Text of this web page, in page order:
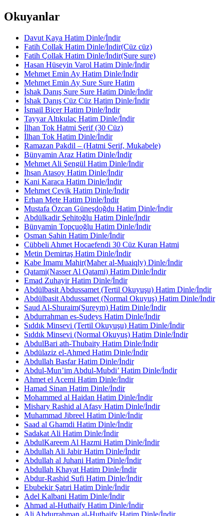
Okuyanlar
Davut Kaya Hatim Dinle/İndir
Fatih Çollak Hatim Dinle/İndir(Cüz cüz)
Fatih Çollak Hatim Dinle/İndir(Sure sure)
Hasan Hüseyin Varol Hatim Dinle/İndir
Mehmet Emin Ay Hatim Dinle/İndir
Mehmet Emin Ay Sure Sure Hatim
İshak Danış Sure Sure Hatim Dinle/İndir
İshak Danış Cüz Cüz Hatim Dinle/İndir
İsmail Biçer Hatim Dinle/İndir
Tayyar Altıkulaç Hatim Dinle/İndir
İlhan Tok Hatmi Şerif (30 Cüz)
İlhan Tok Hatim Dinle/İndir
Ramazan Pakdil – (Hatmi Şerif, Mukabele)
Bünyamin Araz Hatim Dinle/İndir
Mehmet Ali Şengül Hatim Dinle/İndir
İhsan Atasoy Hatim Dinle/İndir
Kani Karaca Hatim Dinle/İndir
Mehmet Çevik Hatim Dinle/İndir
Erhan Mete Hatim Dinle/İndir
Mustafa Özcan Güneşdoğdu Hatim Dinle/İndir
Abdülkadir Şehitoğlu Hatim Dinle/İndir
Bünyamin Topçuoğlu Hatim Dinle/İndir
Osman Şahin Hatim Dinle/İndir
Cübbeli Ahmet Hocaefendi 30 Cüz Kuran Hatmi
Metin Demirtaş Hatim Dinle/İndir
Kabe İmamı Mahir(Maher al-Muaiqly) Dinle/İndir
Qatami(Nasser Al Qatami) Hatim Dinle/İndir
Emad Zuhayir Hatim Dinle/İndir
Abdülbasit Abdussamet (Tertil Okuyuşu) Hatim Dinle/İndir
Abdülbasit Abdussamet (Normal Okuyuş) Hatim Dinle/İndir
Saud Al-Shuraim(Şureym) Hatim Dinle/İndir
Abdurrahman es-Sudeys Hatim Dinle/İndir
Sıddık Minsevi (Tertil Okuyuşu) Hatim Dinle/İndir
Sıddık Minsevi (Normal Okuyuş) Hatim Dinle/İndir
AbdulBari ath-Thubaity Hatim Dinle/İndir
Abdülaziz el-Ahmed Hatim Dinle/İndir
Abdullah Basfar Hatim Dinle/İndir
Abdul-Mun’im Abdul-Mubdi’ Hatim Dinle/İndir
Ahmet el Acemi Hatim Dinle/İndir
Hamad Sinan Hatim Dinle/İndir
Mohammed al Haidan Hatim Dinle/İndir
Mishary Rashid al Afasy Hatim Dinle/İndir
Muhammad Jibreel Hatim Dinle/İndir
Saad al Ghamdi Hatim Dinle/İndir
Sadakat Ali Hatim Dinle/İndir
AbdulKareem Al Hazmi Hatim Dinle/İndir
Abdullah Ali Jabir Hatim Dinle/İndir
Abdullah al Juhani Hatim Dinle/İndir
Abdullah Khayat Hatim Dinle/İndir
Abdur-Rashid Sufi Hatim Dinle/İndir
Ebubekir Şatıri Hatim Dinle/İndir
Adel Kalbani Hatim Dinle/İndir
Ahmad al-Huthaify Hatim Dinle/İndir
Ali Abdurrahman al-Huthaify Hatim Dinle/İndir